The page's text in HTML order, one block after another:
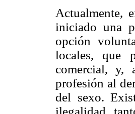
Actualmente,
iniciado una
opción
locales, que
comercial, y,
profesión al
del sexo.